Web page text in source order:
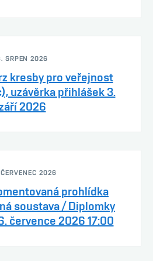
SRPEN 2026
kresby pro veřejnost
uzávěrka přihlášek 3.
2026
2026
prohlídka
soustava / Diplomky
července 2026 17:00